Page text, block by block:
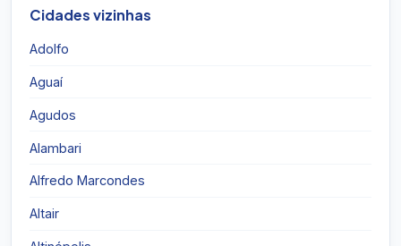
Cidades vizinhas
Adolfo
Aguaí
Agudos
Alambari
Alfredo Marcondes
Altair